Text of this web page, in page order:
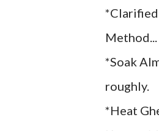
Method...
*Soak
roughly.
*Heat